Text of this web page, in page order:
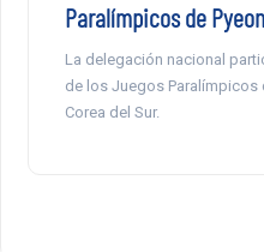
Paralímpicos de
La delegación nacional
de los Juegos Paralímpicos
Corea del Sur.